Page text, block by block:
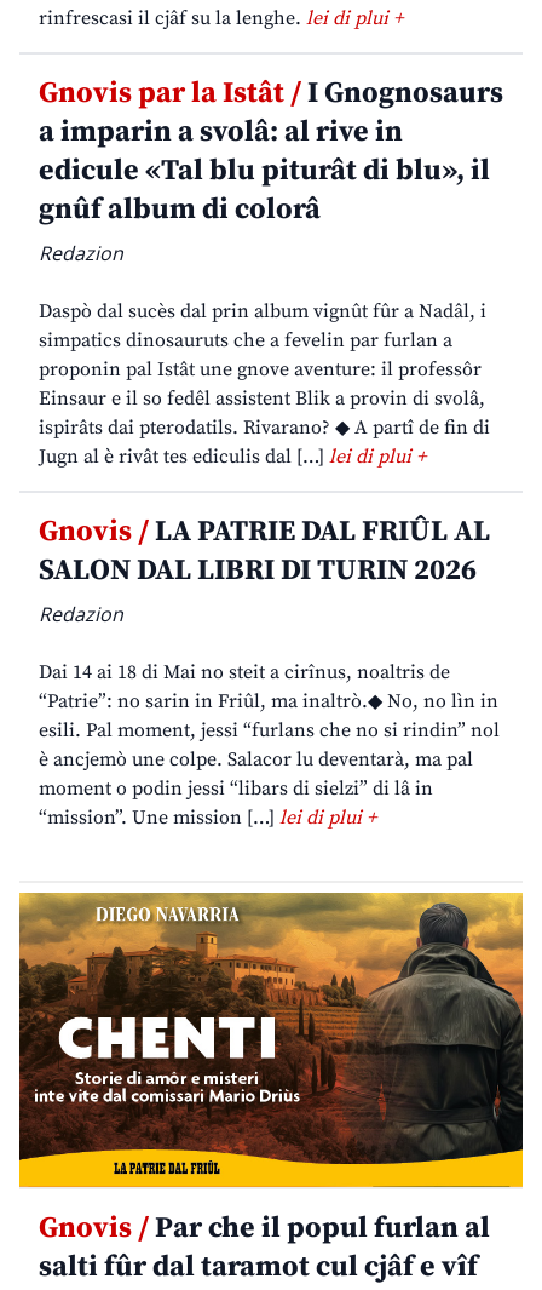
rinfrescasi il cjâf su la lenghe. lei di plui +
Gnovis par la Istât /I Gnognosaurs
a imparin a svolâ: al rive in
edicule «Tal blu piturât di blu», il
gnûf album di colorâ
Redazion
Daspò dal sucès dal prin album vignût fûr a Nadâl, i
simpatics dinosauruts che a fevelin par furlan a
proponin pal Istât une gnove aventure: il professôr
Einsaur e il so fedêl assistent Blik a provin di svolâ,
ispirâts dai pterodatils. Rivarano? ◆ A partî de fin di
Jugn al è rivât tes ediculis dal […] lei di plui +
Gnovis /LA PATRIE DAL FRIÛL AL
SALON DAL LIBRI DI TURIN 2026
Redazion
Dai 14 ai 18 di Mai no steit a cirînus, noaltris de
“Patrie”: no sarin in Friûl, ma inaltrò.◆ No, no lìn in
esili. Pal moment, jessi “furlans che no si rindin” nol
è ancjemò une colpe. Salacor lu deventarà, ma pal
moment o podin jessi “libars di sielzi” di lâ in
“mission”. Une mission […] lei di plui +
Gnovis /Par che il popul furlan al
salti fûr dal taramot cul cjâf e vîf